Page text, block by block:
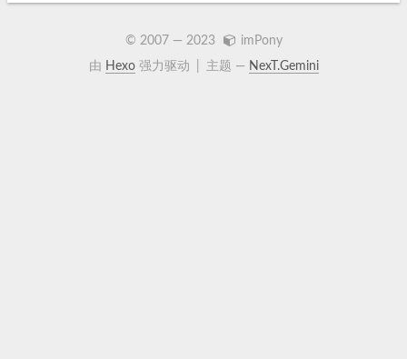
© 2007 — 2023
imPony
由 Hexo强力驱动 主题 — NexT.Gemini